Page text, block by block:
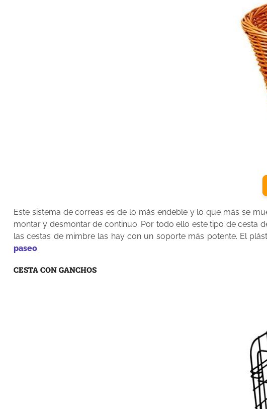
Este sistema de correas es de lo más endeble y lo que más se
montar y desmontar de continuo. Por todo ello este tipo de cesta
las cestas de mimbre las hay con un soporte más potente. El
paseo.
CESTA CON GANCHOS